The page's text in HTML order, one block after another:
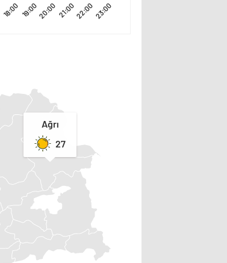
18:00 19:0020:0021:0022:0023:00
Ağrı
27